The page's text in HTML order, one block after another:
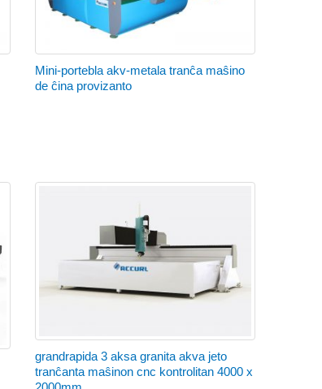
Mini-portebla akv-metala tranĉa maŝino
de ĉina provizanto
grandrapida 3 aksa granita akva jeto
tranĉanta maŝinon cnc kontrolitan 4000 x